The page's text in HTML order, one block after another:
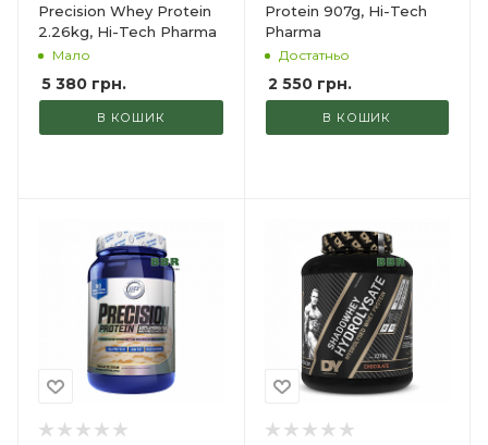
Precision Whey Protein
2.26kg, Hi-Tech Pharma
Мало
5 380 грн.
В КОШИК
Protein 907g, Hi-Tech
Pharma
Достатньо
2 550грн.
В КОШИК